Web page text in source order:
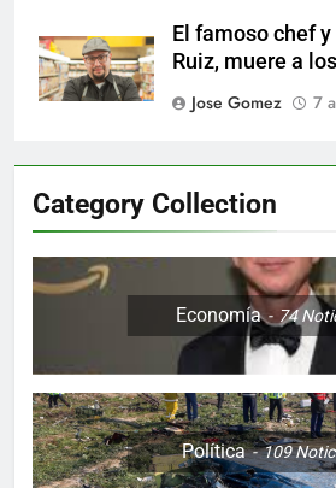
El famoso chef y
Ruiz, muere a
Jose Gomez
7
Category Collection
Economía 74
Política 109